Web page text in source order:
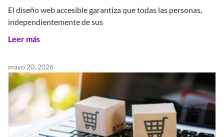
El diseño web accesible garantiza que todas las personas,
independientemente de sus
Leer más
mayo 20, 2026